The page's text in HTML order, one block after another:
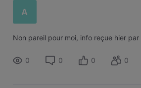
A
Non pareil pour moi, info reçue hier par
0 0 0 0